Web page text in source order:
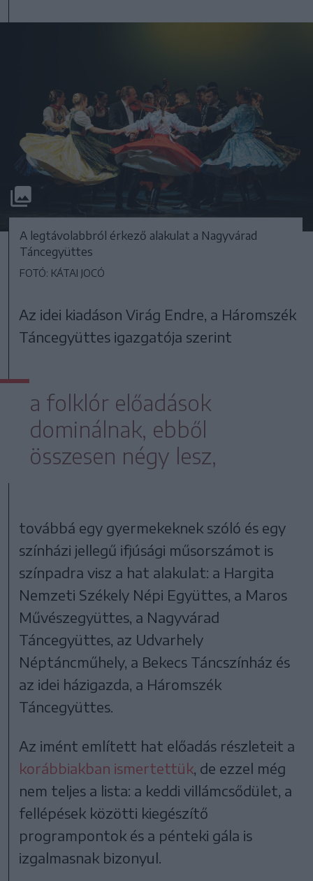
A legtávolabbról érkező alakulat a Nagyvárad
Táncegyüttes
FOTÓ: KÁTAI JOCÓ
Az idei kiadáson Virág Endre, a Háromszék
Táncegyüttes igazgatója szerint
a folklór előadások
dominálnak, ebből
összesen négy lesz,
továbbá egy gyermekeknek szóló és egy
színházi jellegű ifjúsági műsorszámot is
színpadra visz a hat alakulat: a Hargita
Nemzeti Székely Népi Együttes, a Maros
Művészegyüttes, a Nagyvárad
Táncegyüttes, az Udvarhely
Néptáncműhely, a Bekecs Táncszínház és
az idei házigazda, a Háromszék
Táncegyüttes.
Az imént említett hat előadás részleteit a
korábbiakban ismertettük , de ezzel még
nem teljes a lista: a keddi villámcsődület, a
fellépések közötti kiegészítő
programpontok és a pénteki gála is
izgalmasnak bizonyul.